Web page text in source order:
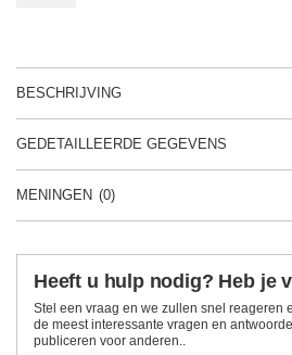
BESCHRIJVING
GEDETAILLEERDE GEGEVENS
MENINGEN (0)
Heeft u hulp nodig? Heb je
Stel een vraag en we zullen snel reageren
de meest interessante vragen en
publiceren voor anderen..